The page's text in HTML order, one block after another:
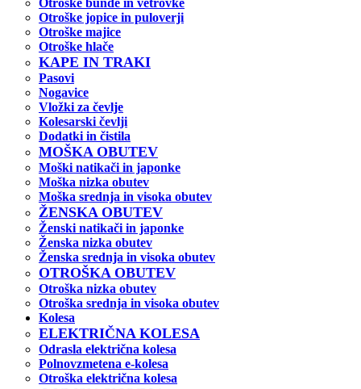
Otroške jopice in puloverji
Otroške majice
Otroške hlače
KAPE IN TRAKI
Pasovi
Nogavice
Vložki za čevlje
Kolesarski čevlji
Dodatki in čistila
MOŠKA OBUTEV
Moški natikači in japonke
Moška nizka obutev
Moška srednja in visoka obutev
ŽENSKA OBUTEV
Ženski natikači in japonke
Ženska nizka obutev
Ženska srednja in visoka obutev
OTROŠKA OBUTEV
Otroška nizka obutev
Otroška srednja in visoka obutev
Kolesa
ELEKTRIČNA KOLESA
Odrasla električna kolesa
Polnovzmetena e-kolesa
Otroška električna kolesa